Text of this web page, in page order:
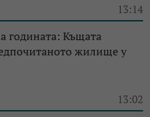
13:14
годината: Къщата
жилище у
13:02